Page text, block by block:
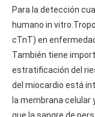
Para la detección
humano in
cTnT) en
También tiene
estratificación del
del miocardio está
la membrana celular
que la sangre de